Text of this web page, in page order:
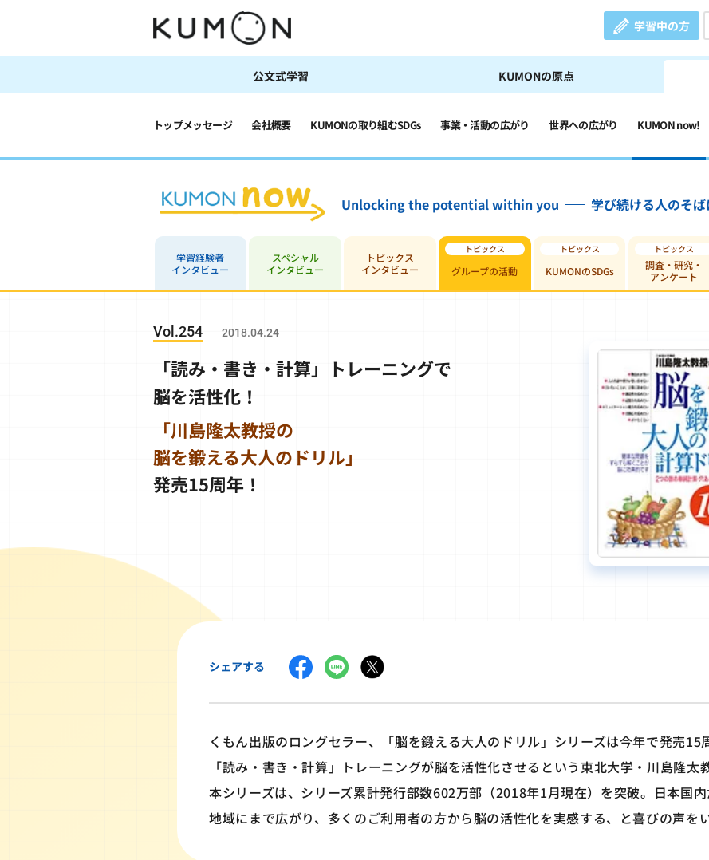
学習中の方
公文式学習 KUMONの原点
トップメッセージ 会社概要 KUMONの取り組むSDGs 事業・活動の広がり 世界への広がり KUMON now!
Unlocking the potential within you 学び続ける人のそば
学習経験者
インタビュー
スペシャル
インタビュー
トピックス
インタビュー
グループの活動 KUMONのSDGs
調査・研究・
アンケート
Vol.254 2018.04.24
「読み・書き・計算」トレーニングで
脳を活性化！
「川島隆太教授の
脳を鍛える大人のドリル」
発売15周年！
シェアする
くもん出版のロングセラー、「脳を鍛える大人のドリル」シリーズは今年で発売15
「読み・書き・計算」トレーニングが脳を活性化させるという東北大学・川島隆太
本シリーズは、シリーズ累計発行部数602万部（2018年1月現在）を突破。日本国
地域にまで広がり、多くのご利用者の方から脳の活性化を実感する、と喜びの声を